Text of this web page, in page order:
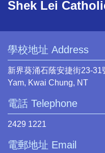
Shek Lei
學校地址 Address
新界葵涌石蔭安捷街23-
Yam, Kwai Chung, NT
電話 Telephone
2429 1221
電郵地址 Email